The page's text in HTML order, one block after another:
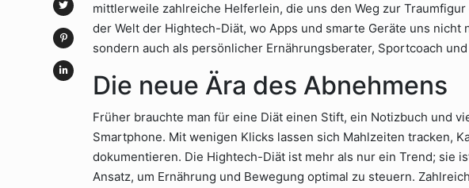
mittlerweile zahlreiche Helferlein, die uns den Weg zur
der Welt der Hightech-Diät, wo Apps und smarte Geräte uns nicht
sondern auch als persönlicher Ernährungsberater, Sportcoach
Die neue Ära des Abnehmens
Früher brauchte man für eine Diät einen Stift, ein Notizbuch und
Smartphone. Mit wenigen Klicks lassen sich Mahlzeiten tracken,
dokumentieren. Die Hightech-Diät ist mehr als nur ein Trend; sie
Ansatz, um Ernährung und Bewegung optimal zu steuern.